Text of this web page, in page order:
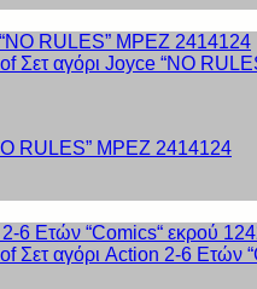
RULES” MPEZ 2414124